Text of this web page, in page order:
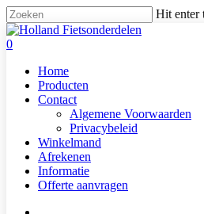
Skip
to
main
Hit enter
Close
Search
search
0
Home
Producten
Contact
Algemene Voorwaarden
Privacybeleid
Winkelmand
Afrekenen
Informatie
Offerte aanvragen